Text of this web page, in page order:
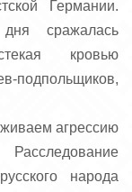
Германии.
сражалась
кровью
подпольщиков,
агрессию
народа